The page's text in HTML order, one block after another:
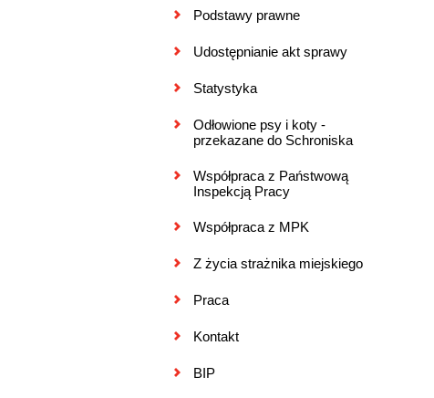
Podstawy prawne
Udostępnianie akt sprawy
Statystyka
Odłowione psy i koty -
przekazane do Schroniska
Współpraca z Państwową
Inspekcją Pracy
Współpraca z MPK
Z życia strażnika miejskiego
Praca
Kontakt
BIP